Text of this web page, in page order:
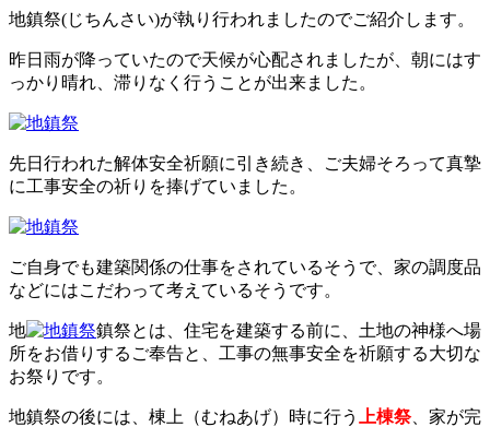
八甲田山神社
古墳型合葬
水子葬
お問い合わせ
地鎮祭(じちんさい)が執り行われましたのでご紹介します。
昨日雨が降っていたので天候が心配されましたが、朝にはす
っかり晴れ、滞りなく行うことが出来ました。
先日行われた解体安全祈願に引き続き、ご夫婦そろって真摯
に工事安全の祈りを捧げていました。
ご自身でも建築関係の仕事をされているそうで、家の調度品
などにはこだわって考えているそうです。
地
鎮祭とは、住宅を建築する前に、土地の神様へ場
所をお借りするご奉告と、工事の無事安全を祈願する大切な
お祭りです。
地鎮祭の後には、棟上（むねあげ）時に行う 上棟祭、家が完